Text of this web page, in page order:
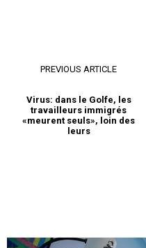
PREVIOUS ARTICLE
Virus: dans le Golfe, les
travailleurs immigrés
«meurent seuls», loin des
leurs